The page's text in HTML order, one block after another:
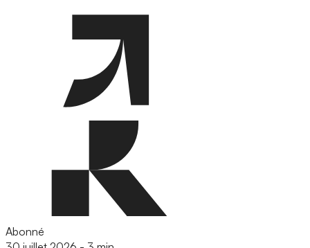
Abonné